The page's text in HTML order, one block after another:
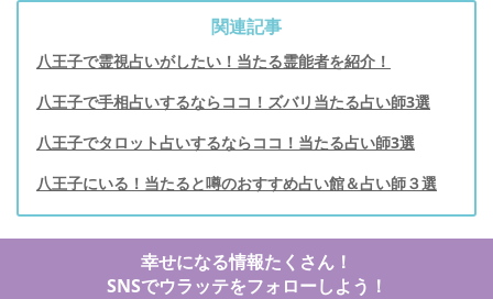
関連記事
八王子で霊視占いがしたい！当たる霊能者を紹介！
八王子で手相占いするならココ！ズバリ当たる占い師3選
八王子でタロット占いするならココ！当たる占い師3選
八王子にいる！当たると噂のおすすめ占い館＆占い師３選
幸せになる情報たくさん！
SNSでウラッテをフォローしよう！